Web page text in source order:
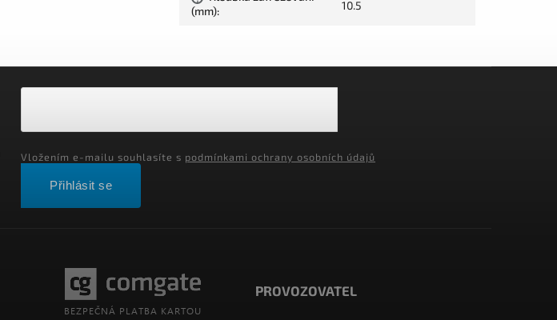
(mm): 10.5
Vložením e-mailu souhlasíte s podmínkami ochrany osobních údajů
Přihlásit se
PROVOZOVATEL